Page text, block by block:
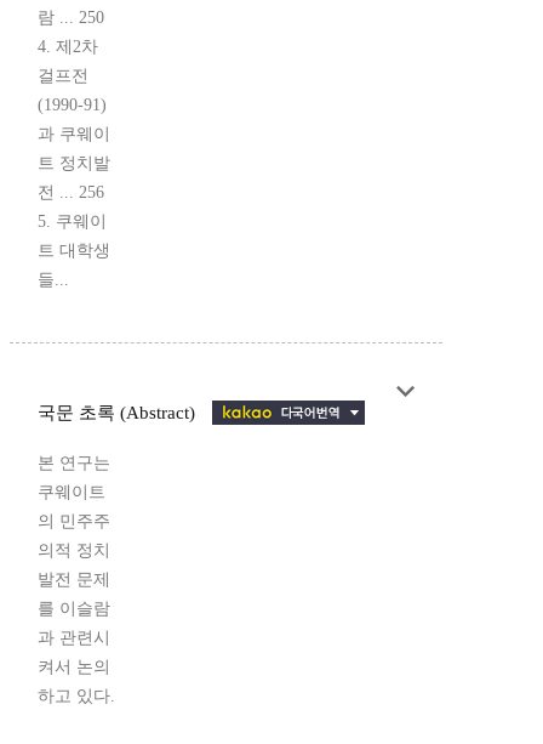
람 ... 250
4. 제2차
걸프전
(1990-91)
과 쿠웨이
트 정치발
전 ... 256
5. 쿠웨이
트 대학생
들...
국문 초록 (Abstract)
본 연구는
쿠웨이트
의 민주주
의적 정치
발전 문제
를 이슬람
과 관련시
켜서 논의
하고 있다.